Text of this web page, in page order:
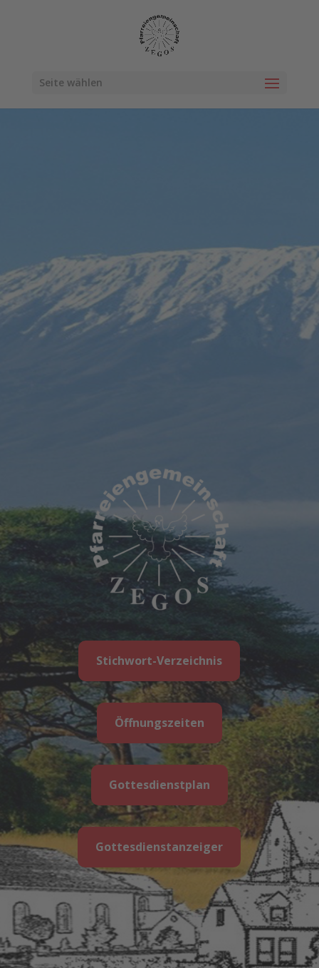
Seite wählen
Stichwort-Verzeichnis
Öffnungszeiten
Gottesdienstplan
Gottesdienstanzeiger